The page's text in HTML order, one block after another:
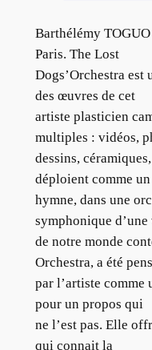
Barthélémy
Paris. The Lost
Dogs’Orchestra est
des œuvres de cet
artiste plasticien
multiples : vidéos,
dessins,
déploient comme un
hymne, dans une
symphonique
de notre monde
Orchestra, a été
par l’artiste comme
pour un propos qui
ne l’est pas. Elle
qui connait la